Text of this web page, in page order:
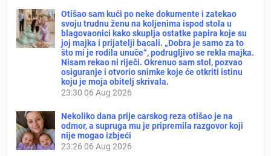
Otišao sam kući po neke dokumente i zatekao
svoju trudnu ženu na koljenima ispod stola u
blagovaonici kako skuplja ostatke papira koje su
joj majka i prijatelji bacali. „Dobra je samo za to
što mi je rodila unuče“, podrugljivo se rekla majka.
Nisam rekao ni riječi. Okrenuo sam stol, pozvao
osiguranje i otvorio snimke koje će otkriti istinu
koju je moja obitelj skrivala.
23:30 06 Aug 2026
Nekoliko dana prije carskog reza otišao je na
odmor, a supruga mu je pripremila razgovor koji
nije mogao izbjeći
23:26 06 Aug 2026